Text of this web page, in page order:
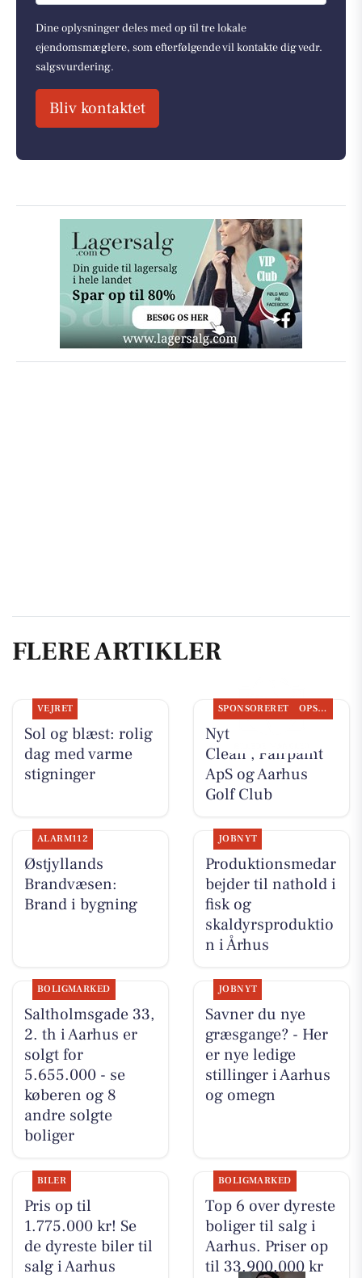
Dine oplysninger deles med op til tre lokale
ejendomsmæglere, som efterfølgende vil kontakte dig vedr.
salgsvurdering.
Bliv kontaktet
FLERE ARTIKLER
VEJRET
Sol og blæst: rolig
dag med varme
stigninger
SPONSORERET OPSLAGSTAVLEN
Nyt fra Classic
Clean , Fairpaint
ApS og Aarhus
Golf Club
ALARM112
Østjyllands
Brandvæsen:
Brand i bygning
JOBNYT
Produktionsmedar
bejder til nathold i
fisk og
skaldyrsproduktio
n i Århus
BOLIGMARKED
Saltholmsgade 33,
2. th i Aarhus er
solgt for
5.655.000 - se
køberen og 8
andre solgte
boliger
JOBNYT
Savner du nye
græsgange? - Her
er nye ledige
stillinger i Aarhus
og omegn
BILER
Pris op til
1.775.000 kr! Se
de dyreste biler til
salg i Aarhus
BOLIGMARKED
Top 6 over dyreste
boliger til salg i
Aarhus. Priser op
til 33.900.000 kr